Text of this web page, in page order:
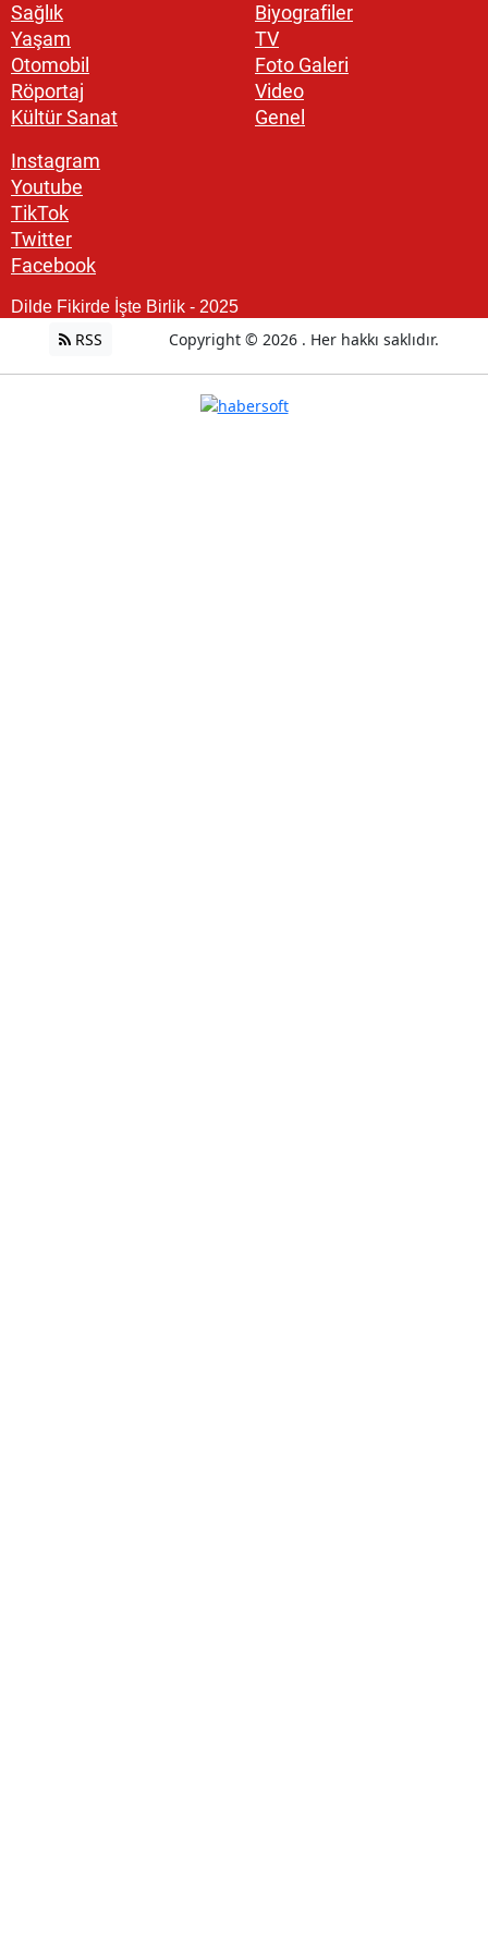
Sağlık
Yaşam
Otomobil
Röportaj
Kültür Sanat
Biyografiler
TV
Foto Galeri
Video
Genel
Instagram
Youtube
TikTok
Twitter
Facebook
Dilde Fikirde İşte Birlik - 2025
RSS Copyright © 2026 . Her hakkı saklıdır.